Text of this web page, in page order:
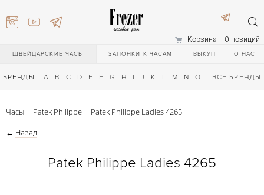
Корзина 0 позиций
ШВЕЙЦАРСКИЕ ЧАСЫ ЗАПОНКИ К ЧАСАМ ВЫКУП О НАС
БРЕНДЫ: A B C D E F G H I J K L M N O Q R S T
ВСЕ БРЕНДЫ
Часы Patek Philippe Patek Philippe Ladies 4265
← Назад
Patek Philippe Ladies 4265